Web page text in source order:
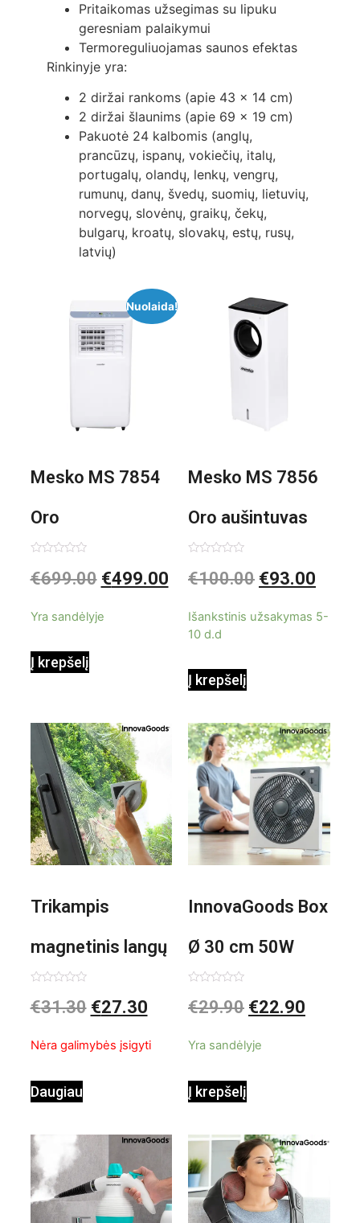
Pritaikomas užsegimas su lipuku
geresniam palaikymui
Termoreguliuojamas saunos efektas
Rinkinyje yra:
2 diržai rankoms (apie 43 x 14 cm)
2 diržai šlaunims (apie 69 x 19 cm)
Pakuotė 24 kalbomis (anglų,
prancūzų, ispanų, vokiečių, italų,
portugalų, olandų, lenkų, vengrų,
rumunų, danų, švedų, suomių, lietuvių,
norvegų, slovėnų, graikų, čekų,
bulgarų, kroatų, slovakų, estų, rusų,
latvių)
Nuolaida!
Mesko MS 7854
Oro
kondicionierius
0
iš
€699.00 €499.00
Yra sandėlyje
Į krepšelį
Mesko MS 7856
Oro aušintuvas
be ašmenų 3in1
0
iš
€100.00 €93.00
Išankstinis užsakymas 5-
10 d.d
Į krepšelį
Trikampis
magnetinis langų
valiklis Klinmag
0
iš
€31.30 €27.30
Nėra galimybės įsigyti
Daugiau
InnovaGoods Box
Ø 30 cm 50W
Baltai pilkas
0
iš
€29.90 €22.90
Yra sandėlyje
Į krepšelį